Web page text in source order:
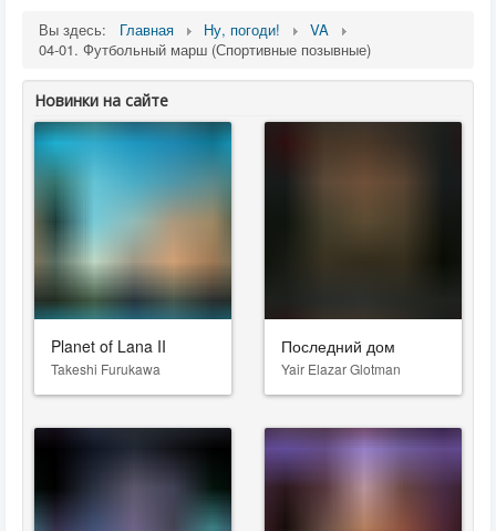
Вы здесь: Главная Ну, погоди!
VA
04-01. Футбольный марш (Спортивные позывные)
Новинки на сайте
Planet of Lana II
Takeshi Furukawa
Последний дом
Yair Elazar Glotman